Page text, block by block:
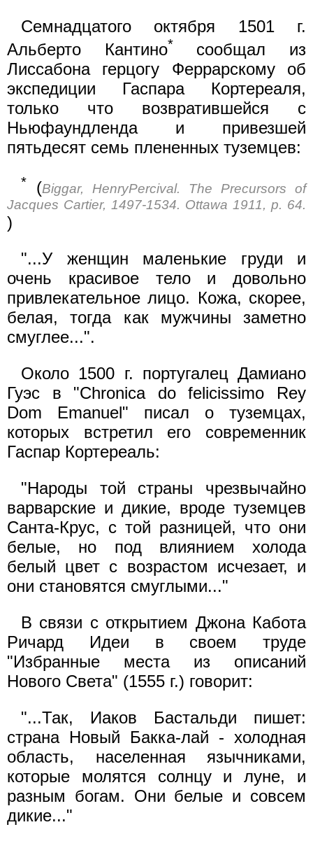
Семнадцатого октября 1501 г.
Альберто Кантино*
сообщал из
Лиссабона герцогу Феррарскому об
экспедиции Гаспара Кортереаля,
только что возвратившейся с
Ньюфаундленда и привезшей
пятьдесят семь плененных туземцев:
* (Biggar, HenryPercival. The Precursors of
Jacques Cartier, 1497-1534. Ottawa 1911, p. 64.
)
"...У женщин маленькие груди и
очень красивое тело и довольно
привлекательное лицо. Кожа, скорее,
белая, тогда как мужчины заметно
смуглее...".
Около 1500 г. португалец Дамиано
Гуэс в "Chronica do felicissimo Rey
Dom Emanuel" писал о туземцах,
которых встретил его современник
Гаспар Кортереаль:
"Народы той страны чрезвычайно
варварские и дикие, вроде туземцев
Санта-Крус, с той разницей, что они
белые, но под влиянием холода
белый цвет с возрастом исчезает, и
они становятся смуглыми..."
В связи с открытием Джона Кабота
Ричард Идеи в своем труде
"Избранные места из описаний
Нового Света" (1555 г.) говорит:
"...Так, Иаков Бастальди пишет:
страна Новый Бакка-лай - холодная
область, населенная язычниками,
которые молятся солнцу и луне, и
разным богам. Они белые и совсем
дикие..."